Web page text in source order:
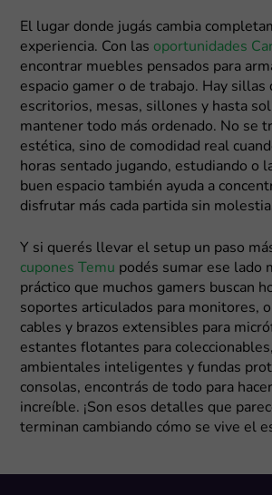
El lugar donde jugás cambia
experiencia. Con las oportunidades
encontrar muebles pensados para
espacio gamer o de trabajo. Hay sillas
escritorios, mesas, sillones y hasta
mantener todo más ordenado. No se
estética, sino de comodidad real
horas sentado jugando, estudiando o
buen espacio también ayuda a
disfrutar más cada partida sin
Y si querés llevar el setup un paso
cupones Temu podés sumar ese lado
práctico que muchos gamers buscan
soportes articulados para monitores,
cables y brazos extensibles para
estantes flotantes para
ambientales inteligentes y fundas
consolas, encontrás de todo para
increíble. ¡Son esos detalles que
terminan cambiando cómo se vive el